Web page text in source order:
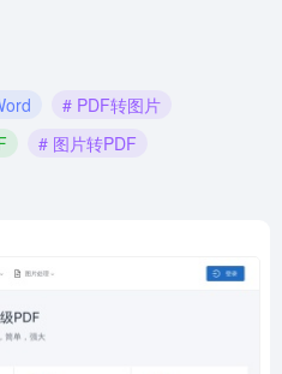
# PDF转图片
# 图片转PDF